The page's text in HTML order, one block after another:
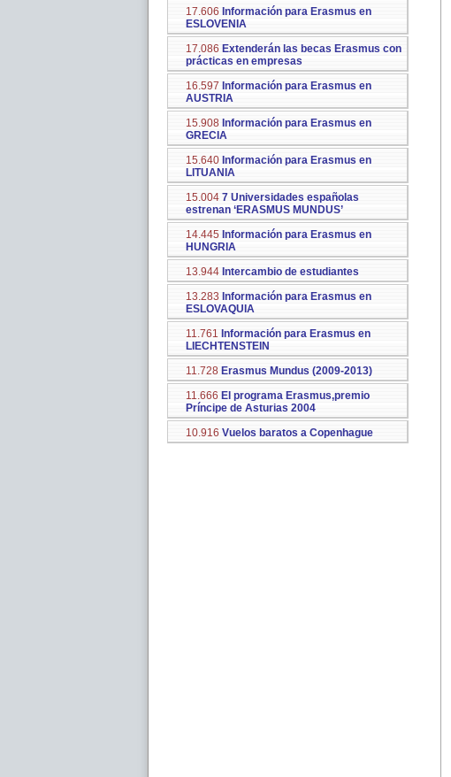
17.606 Información para Erasmus en
ESLOVENIA
17.086 Extenderán las becas Erasmus con
prácticas en empresas
16.597 Información para Erasmus en
AUSTRIA
15.908 Información para Erasmus en
GRECIA
15.640 Información para Erasmus en
LITUANIA
15.004 7 Universidades españolas
estrenan ‘ERASMUS MUNDUS’
14.445 Información para Erasmus en
HUNGRIA
13.944 Intercambio de estudiantes
13.283 Información para Erasmus en
ESLOVAQUIA
11.761 Información para Erasmus en
LIECHTENSTEIN
11.728 Erasmus Mundus (2009-2013)
11.666 El programa Erasmus,premio
Príncipe de Asturias 2004
10.916 Vuelos baratos a Copenhague